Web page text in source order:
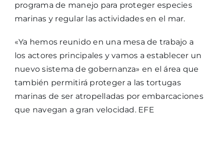
programa de manejo para proteger especies
marinas y regular las actividades en el mar.
«Ya hemos reunido en una mesa de trabajo a
los actores principales y vamos a establecer un
nuevo sistema de gobernanza» en el área que
también permitirá proteger a las tortugas
marinas de ser atropelladas por embarcaciones
que navegan a gran velocidad. EFE